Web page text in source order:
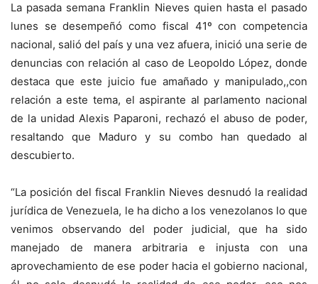
La pasada semana Franklin Nieves quien hasta el pasado
lunes se desempeñó como fiscal 41º con competencia
nacional, salió del país y una vez afuera, inició una serie de
denuncias con relación al caso de Leopoldo López, donde
destaca que este juicio fue amañado y manipulado,,con
relación a este tema, el aspirante al parlamento nacional
de la unidad Alexis Paparoni, rechazó el abuso de poder,
resaltando que Maduro y su combo han quedado al
descubierto.
“La posición del fiscal Franklin Nieves desnudó la realidad
jurídica de Venezuela, le ha dicho a los venezolanos lo que
venimos observando del poder judicial, que ha sido
manejado de manera arbitraria e injusta con una
aprovechamiento de ese poder hacia el gobierno nacional,